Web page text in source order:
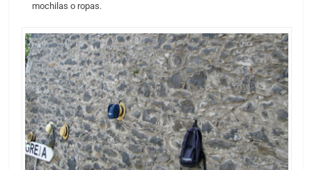
mochilas o ropas.